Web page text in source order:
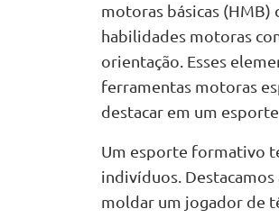
motoras básicas (HMB)
habilidades motoras
orientação. Esses
ferramentas motoras
destacar em um
Um esporte formativo
indivíduos. Destacamos
moldar um jogador de